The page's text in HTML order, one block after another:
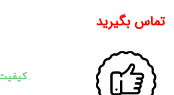
تماس بگیرید